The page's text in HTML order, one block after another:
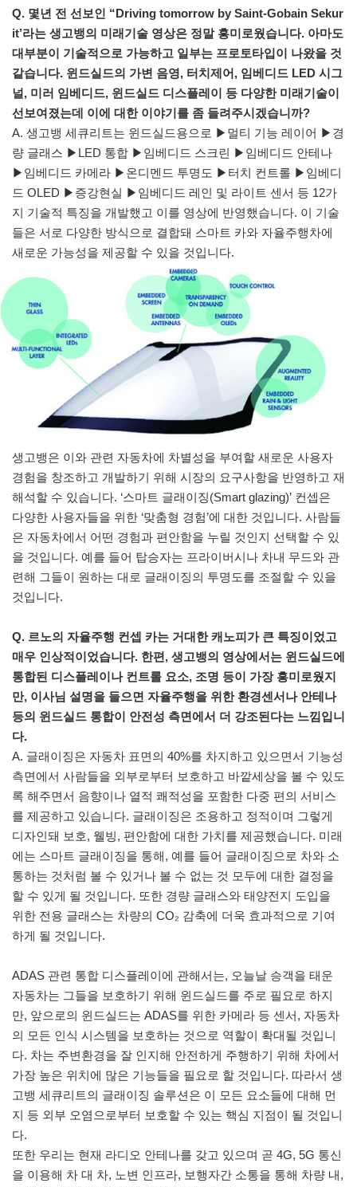
Q. 몇년 전 선보인 “Driving tomorrow by Saint-Gobain Sekur
it’라는 생고뱅의 미래기술 영상은 정말 흥미로웠습니다. 아마도
대부분이 기술적으로 가능하고 일부는 프로토타입이 나왔을 것
같습니다. 윈드실드의 가변 음영, 터치제어, 임베디드 LED 시그
널, 미러 임베디드, 윈드실드 디스플레이 등 다양한 미래기술이
선보여졌는데 이에 대한 이야기를 좀 들려주시겠습니까?
A. 생고뱅 세큐리트는 윈드실드용으로 ▶멀티 기능 레이어 ▶경
량 글래스 ▶LED 통합 ▶임베디드 스크린 ▶임베디드 안테나
▶임베디드 카메라 ▶온디멘드 투명도 ▶터치 컨트롤 ▶임베디
드 OLED ▶증강현실 ▶임베디드 레인 및 라이트 센서 등 12가
지 기술적 특징을 개발했고 이를 영상에 반영했습니다. 이 기술
들은 서로 다양한 방식으로 결합돼 스마트 카와 자율주행차에
새로운 가능성을 제공할 수 있을 것입니다.
생고뱅은 이와 관련 자동차에 차별성을 부여할 새로운 사용자
경험을 창조하고 개발하기 위해 시장의 요구사항을 반영하고 재
해석할 수 있습니다. ‘스마트 글래이징(Smart glazing)’ 컨셉은
다양한 사용자들을 위한 ‘맞춤형 경험’에 대한 것입니다. 사람들
은 자동차에서 어떤 경험과 편안함을 누릴 것인지 선택할 수 있
을 것입니다. 예를 들어 탑승자는 프라이버시나 차내 무드와 관
련해 그들이 원하는 대로 글래이징의 투명도를 조절할 수 있을
것입니다.
Q. 르노의 자율주행 컨셉 카는 거대한 캐노피가 큰 특징이었고
매우 인상적이었습니다. 한편, 생고뱅의 영상에서는 윈드실드에
통합된 디스플레이나 컨트롤 요소, 조명 등이 가장 흥미로웠지
만, 이사님 설명을 들으면 자율주행을 위한 환경센서나 안테나
등의 윈드실드 통합이 안전성 측면에서 더 강조된다는 느낌입니
다.
A. 글래이징은 자동차 표면의 40%를 차지하고 있으면서 기능성
측면에서 사람들을 외부로부터 보호하고 바깥세상을 볼 수 있도
록 해주면서 음향이나 열적 쾌적성을 포함한 다중 편의 서비스
를 제공하고 있습니다. 글래이징은 조용하고 정적이며 그렇게
디자인돼 보호, 웰빙, 편안함에 대한 가치를 제공했습니다. 미래
에는 스마트 글래이징을 통해, 예를 들어 글래이징으로 차와 소
통하는 것처럼 볼 수 있거나 볼 수 없는 것 모두에 대한 결정을
할 수 있게 될 것입니다. 또한 경량 글래스와 태양전지 도입을
위한 전용 글래스는 차량의 CO₂ 감축에 더욱 효과적으로 기여
하게 될 것입니다.
ADAS 관련 통합 디스플레이에 관해서는, 오늘날 승객을 태운
자동차는 그들을 보호하기 위해 윈드실드를 주로 필요로 하지
만, 앞으로의 윈드실드는 ADAS를 위한 카메라 등 센서, 자동차
의 모든 인식 시스템을 보호하는 것으로 역할이 확대될 것입니
다. 차는 주변환경을 잘 인지해 안전하게 주행하기 위해 차에서
가장 높은 위치에 많은 기능들을 필요로 할 것입니다. 따라서 생
고뱅 세큐리트의 글래이징 솔루션은 이 모든 요소들에 대해 먼
지 등 외부 오염으로부터 보호할 수 있는 핵심 지점이 될 것입니
다.
또한 우리는 현재 라디오 안테나를 갖고 있으며 곧 4G, 5G 통신
을 이용해 차 대 차, 노변 인프라, 보행자간 소통을 통해 차량 내,